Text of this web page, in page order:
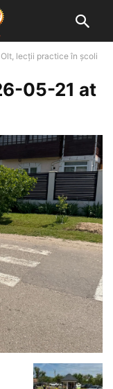
lecții practice în școli
05-21 at